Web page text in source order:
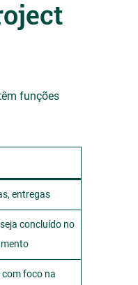
funções
entregas
concluído no
foco na